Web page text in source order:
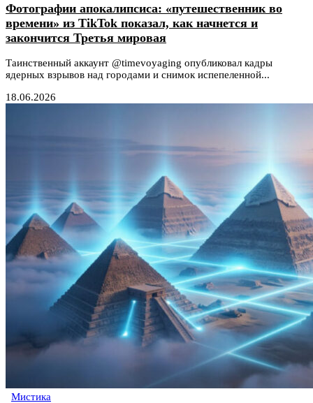
Фотографии апокалипсиса: «путешественник во
времени» из TikTok показал, как начнется и
закончится Третья мировая
Таинственный аккаунт @timevoyaging опубликовал кадры
ядерных взрывов над городами и снимок испепеленной...
18.06.2026
Мистика